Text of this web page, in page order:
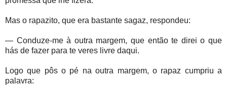
Mas o rapazito, que era bastante sagaz, respondeu:
— Conduze-me à outra margem, que então te direi o que
hás de fazer para te veres livre daqui.
Logo que pôs o pé na outra margem, o rapaz cumpriu a
palavra: